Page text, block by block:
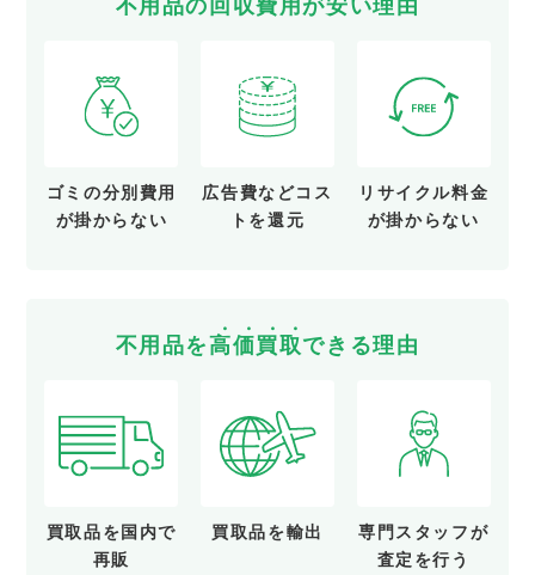
不用品の 回 収費 用 が安い理由
ゴミの分別費用
が掛からない
広告費などコス
トを還元
リサイクル料金
が掛からない
不用品を高価買取できる理由
買取品を国内で
再販
買取品を輸出
専門スタッフが
査定を行う